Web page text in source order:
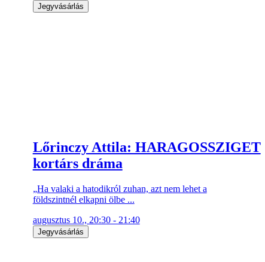
Jegyvásárlás
Lőrinczy Attila: HARAGOSSZIGET
kortárs dráma
„Ha valaki a hatodikról zuhan, azt nem lehet a
földszintnél elkapni ölbe ...
augusztus 10., 20:30 - 21:40
Jegyvásárlás